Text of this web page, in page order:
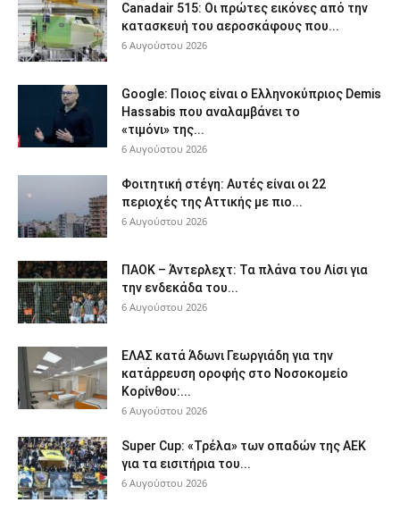
Canadair 515: Οι πρώτες εικόνες από την
κατασκευή του αεροσκάφους που...
6 Αυγούστου 2026
Google: Ποιος είναι ο Ελληνοκύπριος Demis
Hassabis που αναλαμβάνει το
«τιμόνι» της...
6 Αυγούστου 2026
Φοιτητική στέγη: Aυτές είναι οι 22
περιοχές της Αττικής με πιο...
6 Αυγούστου 2026
ΠΑΟΚ – Άντερλεχτ: Τα πλάνα του Λίσι για
την ενδεκάδα του...
6 Αυγούστου 2026
ΕΛΑΣ κατά Άδωνι Γεωργιάδη για την
κατάρρευση οροφής στο Νοσοκομείο
Κορίνθου:...
6 Αυγούστου 2026
Super Cup: «Τρέλα» των οπαδών της ΑΕΚ
για τα εισιτήρια του...
6 Αυγούστου 2026